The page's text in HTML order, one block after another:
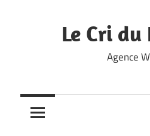
Le Cri du
Agence